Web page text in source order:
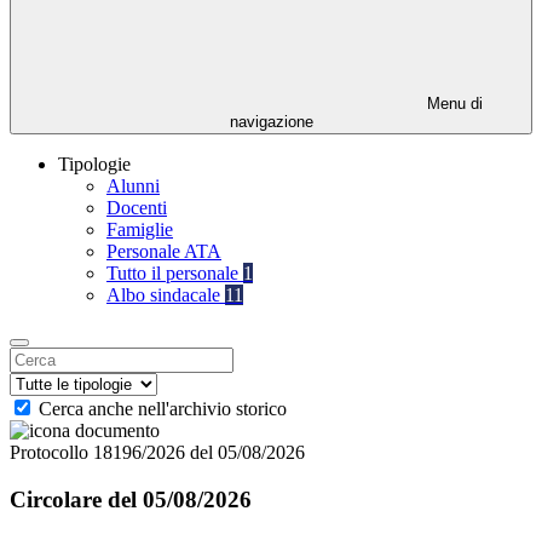
Menu di
navigazione
Tipologie
Alunni
Docenti
Famiglie
Personale ATA
Tutto il personale 1
Albo sindacale 11
Cerca anche nell'archivio storico
Protocollo 18196/2026 del 05/08/2026
Circolare del 05/08/2026